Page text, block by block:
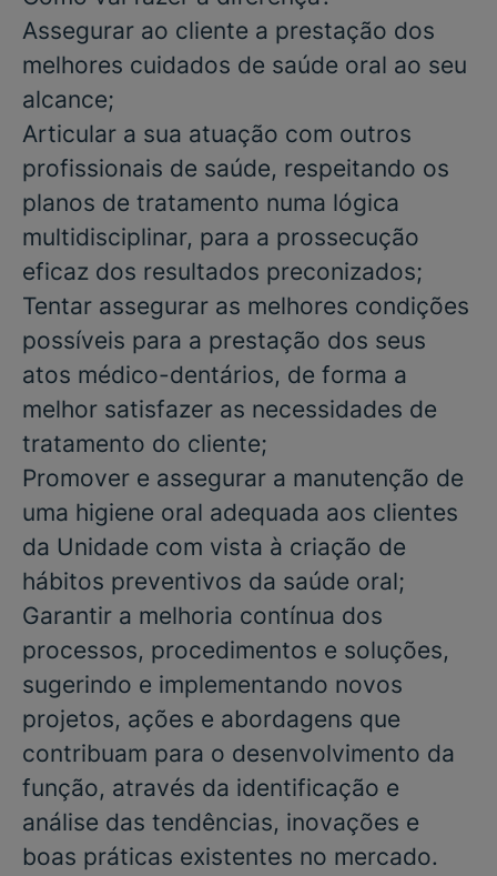
Assegurar ao cliente a prestação dos
melhores cuidados de saúde oral ao seu
alcance;
Articular a sua atuação com outros
profissionais de saúde, respeitando os
planos de tratamento numa lógica
multidisciplinar, para a prossecução
eficaz dos resultados preconizados;
Tentar assegurar as melhores condições
possíveis para a prestação dos seus
atos médico-dentários, de forma a
melhor satisfazer as necessidades de
tratamento do cliente;
Promover e assegurar a manutenção de
uma higiene oral adequada aos clientes
da Unidade com vista à criação de
hábitos preventivos da saúde oral;
Garantir a melhoria contínua dos
processos, procedimentos e soluções,
sugerindo e implementando novos
projetos, ações e abordagens que
contribuam para o desenvolvimento da
função, através da identificação e
análise das tendências, inovações e
boas práticas existentes no mercado.